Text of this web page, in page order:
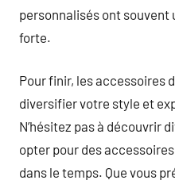
personnalisés ont
forte.
Pour finir, les accessoires
diversifier votre style et
N’hésitez pas à découvrir
opter pour des
dans le temps. Que vous